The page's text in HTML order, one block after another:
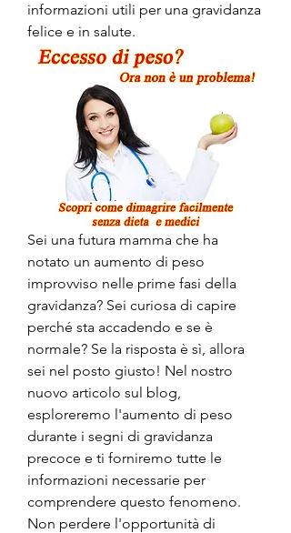
informazioni utili per una gravidanza
felice e in salute.
Sei una futura mamma che ha
notato un aumento di peso
improvviso nelle prime fasi della
gravidanza? Sei curiosa di capire
perché sta accadendo e se è
normale? Se la risposta è sì, allora
sei nel posto giusto! Nel nostro
nuovo articolo sul blog,
esploreremo l'aumento di peso
durante i segni di gravidanza
precoce e ti forniremo tutte le
informazioni necessarie per
comprendere questo fenomeno.
Non perdere l'opportunità di